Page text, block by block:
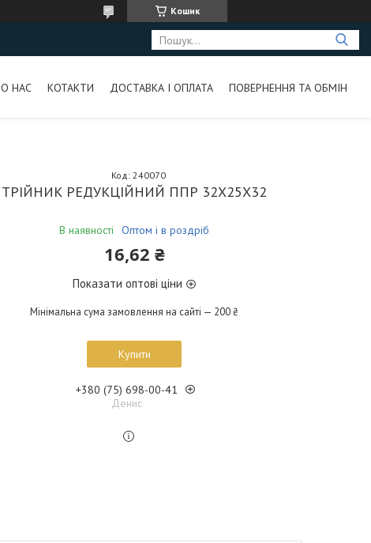
Кошик
О НАС КОТАКТИ ДОСТАВКА І ОПЛАТА ПОВЕРНЕННЯ ТА ОБМІН
ТРІЙНИК РЕДУКЦІЙНИЙ ППР 32Х25Х32
В наявності Оптом і в роздріб
Код: 240070
16,62 ₴
Показати оптові ціни
Мінімальна сума замовлення на сайті — 200 ₴
Купити
+380 (75) 698-00-41
Денис